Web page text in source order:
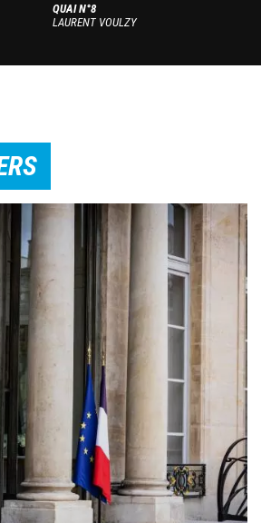
QUAI N°8
LAURENT VOULZY